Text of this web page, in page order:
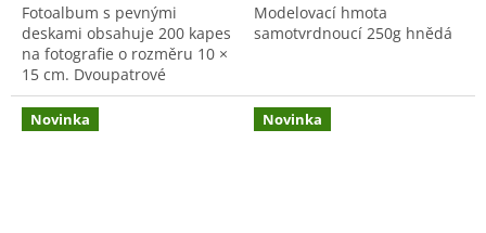
Fotoalbum s pevnými
deskami obsahuje 200 kapes
na fotografie o rozměru 10 ×
15 cm. Dvoupatrové
uspořádání umožňuje
přehledné uložení snímků a
nechybí ani popiska pro
Modelovací hmota
samotvrdnoucí 250g hnědá
Novinka Novinka